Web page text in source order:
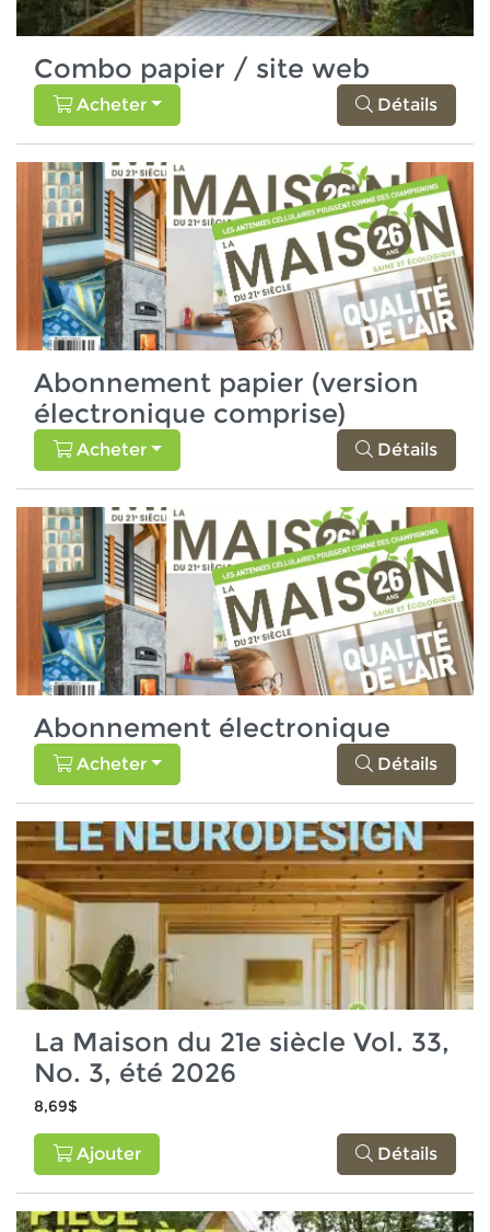
Combo papier / site web
Acheter Détails
Abonnement papier (version
électronique comprise)
Acheter Détails
Abonnement électronique
Acheter Détails
La Maison du 21e siècle Vol. 33,
No. 3, été 2026
8,69$
Ajouter Détails